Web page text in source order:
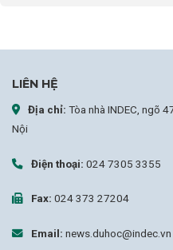
LIÊN HỆ
Địa chỉ: Tòa nhà INDEC, ngõ
Nội
Điện thoại: 024 7305 3355
Fax: 024 373 27204
Email: news.duhoc@indec.vn